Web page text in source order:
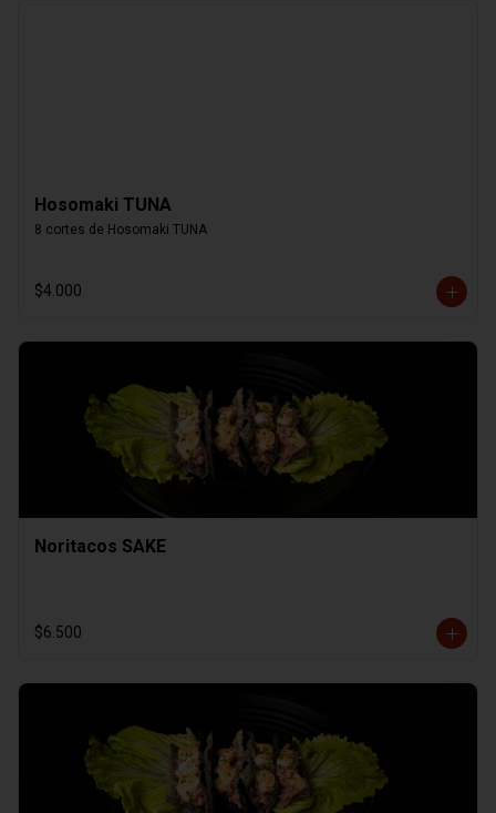
Hosomaki TUNA
8 cortes de Hosomaki TUNA
$4.000
Noritacos SAKE
$6.500